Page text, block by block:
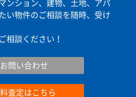
ンション、建物、土地、アパ
い物件のご相談を随時、受け
相談ください！
お問い合わせ
査定はこちら